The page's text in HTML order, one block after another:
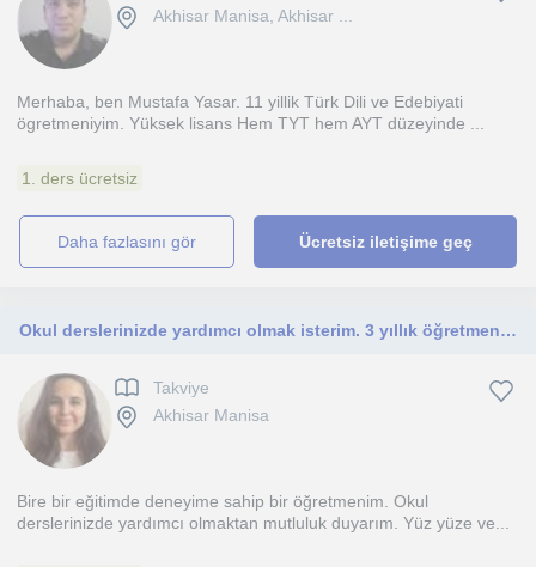
Akhisar Manisa, Akhisar ...
Merhaba, ben Mustafa Yasar. 11 yillik Türk Dili ve Edebiyati
ögretmeniyim. Yüksek lisans Hem TYT hem AYT düzeyinde ...
1. ders ücretsiz
daha fazlasını gör Ücretsiz iletişime geç
Okul derslerinizde yardımcı olmak isterim. 3 yıllık öğretmenlik hayatım boyunca birden fazla öğrenciyle çalıştım
Takviye
Akhisar Manisa
Bire bir eğitimde deneyime sahip bir öğretmenim. Okul
derslerinizde yardımcı olmaktan mutluluk duyarım. Yüz yüze ve...